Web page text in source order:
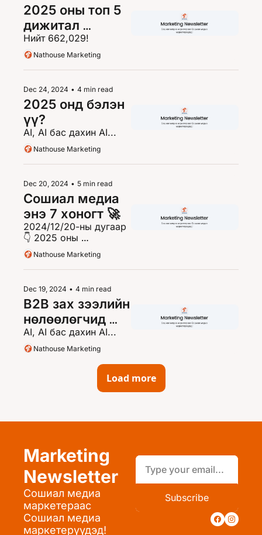
2025 оны топ 5
дижитал
маркетингийн
тренд🚀
Нийт 662,029!
Nathouse Marketing
Dec 24, 2024 • 4 min read
2025 онд бэлэн
үү?
AI, AI бас дахин AI...
Nathouse Marketing
Dec 20, 2024 • 5 min read
Сошиал медиа
энэ 7 хоногт 🚀
2024/12/20-ны дугаар
👇 2025 оны
төлөвлөгөөний загвар
татаж авахаар.
Nathouse Marketing
Dec 19, 2024 • 4 min read
B2B зах зээлийн
нөлөөлөгчид
өөрчлөгдсөн
үү?
AI, AI бас дахин AI...
Nathouse Marketing
Load more
Marketing
Newsletter
Сошиал медиа
маркетераас
Сошиал медиа
маркетерүүдэд!
Subscribe